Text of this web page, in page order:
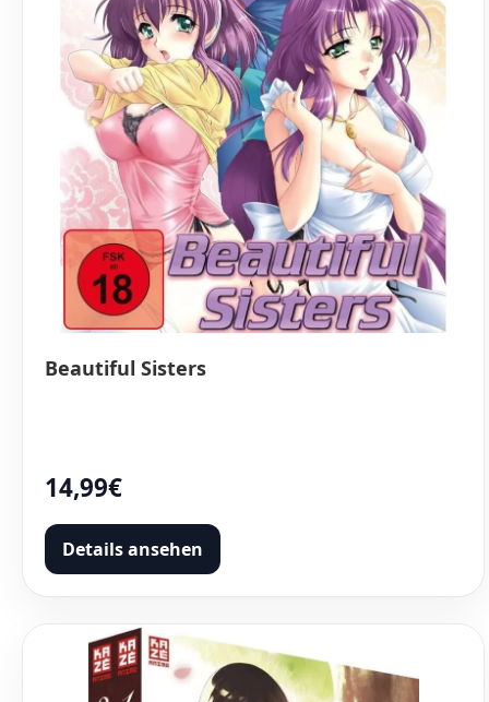
Beautiful Sisters
14,99€
Details ansehen